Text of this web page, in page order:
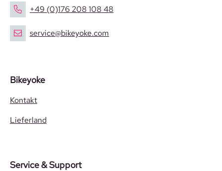
+49 (0)176 208 108 48
service@bikeyoke.com
Bikeyoke
Kontakt
Lieferland
Service & Support